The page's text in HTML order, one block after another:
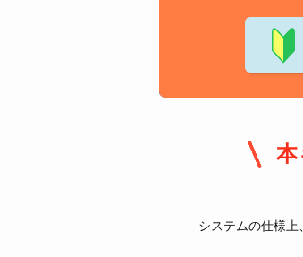
システムの仕様上